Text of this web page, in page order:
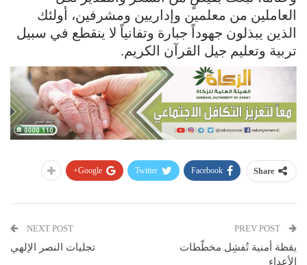
العاملين من معلمين وإداريين ومشرفين، أولئك
الذين يبذلون جهوداً جبارة وتفانياً لا ينقطع في سبيل
تربية وتعليم جيل القرآن الكريم.
Share
Facebook
Twitter
Google+
يقظة أمنية تُفشِل مخطّطات
الأعداء
NEXT POST
تجليات النصر الإلهي